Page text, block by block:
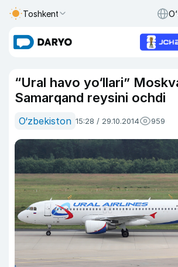
Toshkent
“Ural havo yo‘llari”
Samarqand reysini ochdi
O‘zbekiston 15:28 / 29.10.2014 959